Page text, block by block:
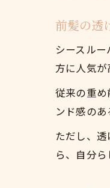
前髪の透
シースル
方に人気が
従来の重
ンド感の
ただし、
ら、自分